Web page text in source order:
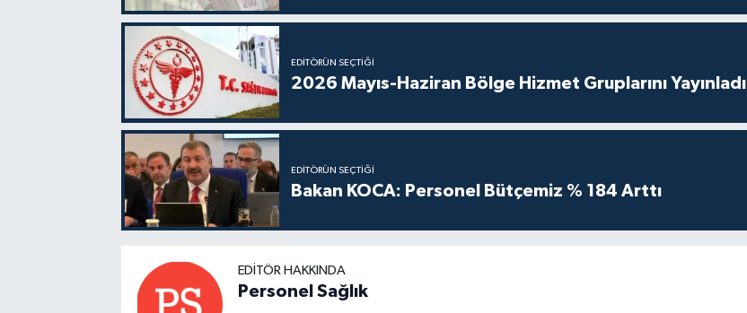
EDITÖRÜN SEÇTIĞI
2026 Mayıs-Haziran Bölge Hizmet Gruplarını Yayınladı
EDITÖRÜN SEÇTIĞI
Bakan KOCA: Personel Bütçemiz % 184 Arttı
EDITÖR HAKKINDA
Personel Sağlık